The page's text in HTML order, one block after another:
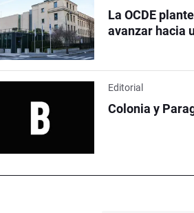
La OCDE
avanzar hacia
Editorial
Colonia y